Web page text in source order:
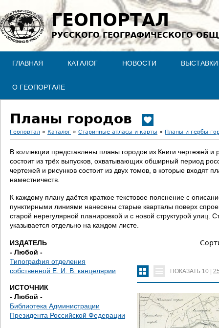
Jump to navigation
ГЕОПОРТАЛ
РУССКОГО ГЕОГРАФИЧЕСКОГО
ГЛАВНАЯ КАТАЛОГ НОВОСТИ ВЫСТАВКИ
О ГЕОПОРТАЛЕ
Планы городов
В
ы
д
е
с
ь
Геопортал » Каталог » Старинные атласы и карты » Планы и гербы
В коллекции представлены планы городов из Книги чертежей
состоит из трёх выпусков, охватывающих обширный период
чертежей и рисунков состоит из двух томов, в которые входят
наместничеств.
К каждому плану даётся краткое текстовое пояснение с
пунктирными линиями нанесены старые кварталы поверх
старой нерегулярной планировкой и с новой структурой
указывается отдельно на каждом листе.
ИЗДАТЕЛЬ
- Любой -
Типография отделения
собственной Е. И. В. канцелярии
ИСТОЧНИК
- Любой -
Библиотека Администрации
Президента Российской Федерации
ПОКАЗАТЬ 10 |